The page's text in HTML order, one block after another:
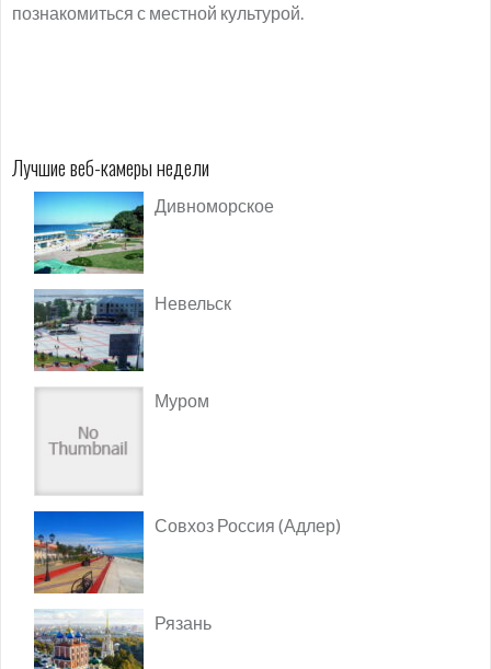
познакомиться с местной культурой.
Лучшие веб-камеры недели
Дивноморское
Невельск
Муром
Совхоз Россия (Адлер)
Рязань